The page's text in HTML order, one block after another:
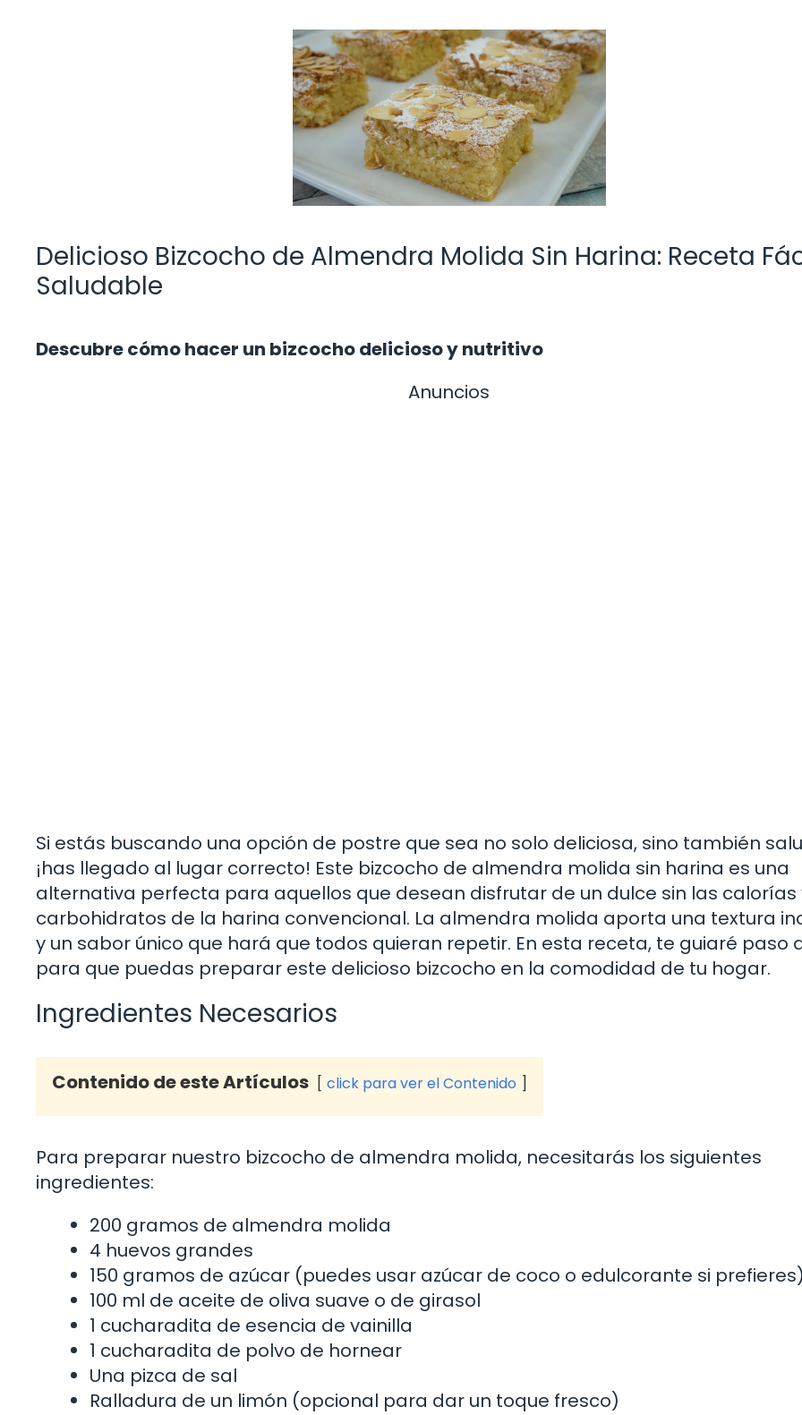
Delicioso Bizcocho de Almendra Molida Sin Harina: Receta
Saludable
Descubre cómo hacer un bizcocho delicioso y nutritivo
Anuncios
Si estás buscando una opción de postre que sea no solo deliciosa, sino también
¡has llegado al lugar correcto! Este bizcocho de almendra molida sin harina es una
alternativa perfecta para aquellos que desean disfrutar de un dulce sin las calorías
carbohidratos de la harina convencional. La almendra molida aporta una textura
y un sabor único que hará que todos quieran repetir. En esta receta, te guiaré paso
para que puedas preparar este delicioso bizcocho en la comodidad de tu hogar.
Ingredientes Necesarios
Contenido de este Artículos click para ver el Contenido
Para preparar nuestro bizcocho de almendra molida, necesitarás los siguientes
ingredientes:
200 gramos de almendra molida
4 huevos grandes
150 gramos de azúcar (puedes usar azúcar de coco o edulcorante si
100 ml de aceite de oliva suave o de girasol
1 cucharadita de esencia de vainilla
1 cucharadita de polvo de hornear
Una pizca de sal
Ralladura de un limón (opcional para dar un toque fresco)